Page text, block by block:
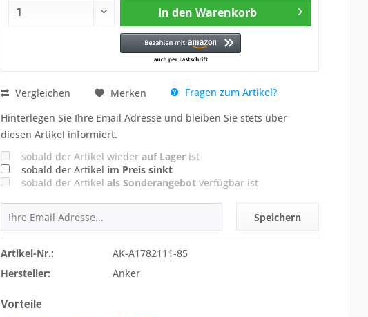
In den Warenkorb
Vergleichen Merken
Fragen zum Artikel?
Hinterlegen Sie Ihre Email Adresse und bleiben Sie stets über
diesen Artikel informiert.
sobald der Artikel wieder auf Lagerist
sobald der Artikel im Preis sinkt
sobald der Artikel als Sonderangebotverfügbar ist
Speichern
Artikel-Nr.:
AK-A1782111-85
Hersteller:
Anker
Vorteile